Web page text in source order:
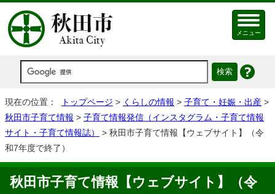
メニュー
現在の位置： トップページ > くらしの情報 > 子育て・妊娠・出産 >
秋田市子育て情報 > 子育て情報発信（インスタグラム・子育て情報
サイト・子育て情報誌）
> 秋田市子育て情報【ウェブサイト】（令
和7年度で終了）
秋田市子育て情報【ウェブサイト】（令